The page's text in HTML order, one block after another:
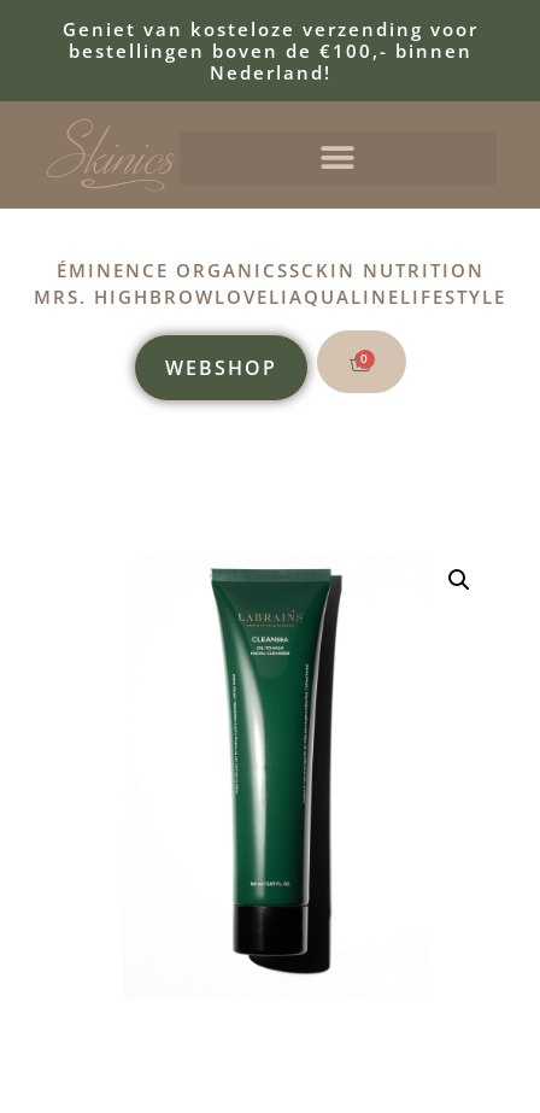
Geniet van kosteloze verzending voor
bestellingen boven de €100,- binnen
Nederland!
ÉMINENCE ORGANICSSCKIN NUTRITION
MRS. HIGHBROWLOVELIAQUALINELIFESTYLE
WEBSHOP 0